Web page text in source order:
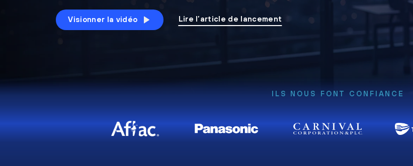
Visionner la vidéo Lire l’article de lancement
ILS NOUS FONT CONFIANCE